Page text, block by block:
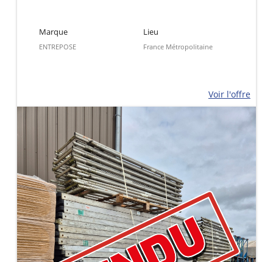
Marque
ENTREPOSE
Lieu
France Métropolitaine
Voir l'offre